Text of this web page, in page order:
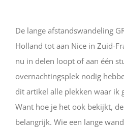
De lange afstandswandeling
Holland tot aan Nice in Zuid-
nu in delen loopt of aan één
overnachtingsplek nodig
dit artikel alle plekken waar ik
Want hoe je het ook bekijkt,
belangrijk. Wie een lange